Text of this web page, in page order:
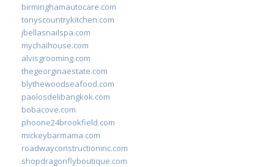
birminghamautocare.com
tonyscountrykitchen.com
jbellasnailspa.com
mychaihouse.com
alvisgrooming.com
thegeorginaestate.com
blythewoodseafood.com
paolosdelibangkok.com
bobacove.com
phoone24brookfield.com
mickeybarmama.com
roadwayconstructioninc.com
shopdragonflyboutique.com